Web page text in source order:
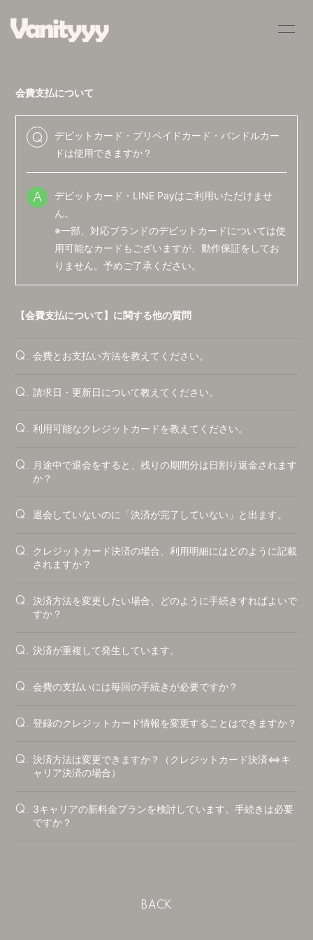
SCHEDULE
VIDEO DISCOGRAPHY
RADIO PHOTO
Q&A
会員登録 ログイン
会費支払について
Q
デビットカード・プリペイドカード・バンドルカー
ドは使用できますか？
A
デビットカード・LINE Payはご利用いただけませ
ん。
※一部、対応ブランドのデビットカードについては使
用可能なカードもございますが、動作保証をしてお
りません。予めご了承ください。
【会費支払について】に関する他の質問
Q. 会費とお支払い方法を教えてください。
Q. 請求日・更新日について教えてください。
Q. 利用可能なクレジットカードを教えてください。
Q.
月途中で退会をすると、残りの期間分は日割り返金されます
か？
Q. 退会していないのに「決済が完了していない」と出ます。
Q. クレジットカード決済の場合、利用明細にはどのように記載
されますか？
Q. 決済方法を変更したい場合、どのように手続きすればよいで
すか？
Q. 決済が重複して発生しています。
Q. 会費の支払いには毎回の手続きが必要ですか？
Q. 登録のクレジットカード情報を変更することはできますか？
Q. 決済方法は変更できますか？（クレジットカード決済⇔キ
ャリア決済の場合）
Q. 3キャリアの新料金プランを検討しています。手続きは必要
ですか？
BACK